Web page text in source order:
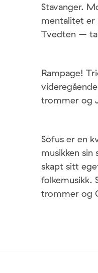
Stavanger.
mentalitet er
Tvedten –
Rampage!
trommer og
Sofus er en
musikken
skapt sitt
folkemusikk.
trommer og